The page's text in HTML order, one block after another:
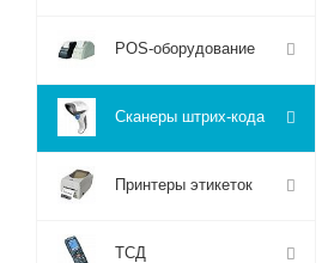
POS-оборудование
Сканеры штрих-кода
Принтеры этикеток
ТСД